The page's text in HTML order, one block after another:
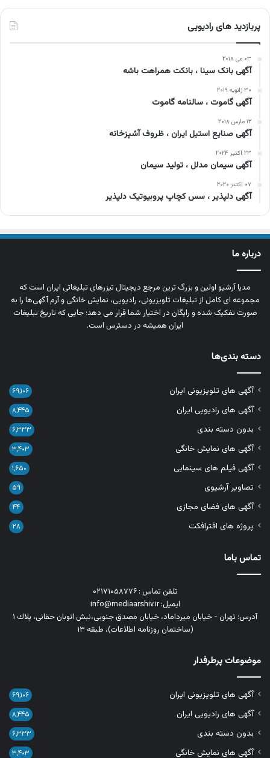
پربازدید های رادیویی
۰۳ می ۲۰۱۸
آگهی بانک سینا ، بانکت همراهت باشه
۳۰ ژانویه ۲۰۱۹
آگهی گاموت ، سالنامه گاموت
۱۲ مارس ۲۰۱۸
آگهی صنایع استیل ایران ، ظروف آشپزخانه
۲۳ اکتبر ۲۰۲۴
آگهی سیمان مدلل ، تولید سیمان
۰۷ اکتبر ۲۰۲۰
آگهی دلپذیر ، سس کچاپ پروبیوتیک دلپذیر
درباره ما
مدیا آرشیو اولین و بزرگ‌ ترین مرجع دیجیتال تیزرهای تبلیغاتی ایران است که
مجموعه‌ ای کامل از تبلیغات تلویزیونی، رادیویی، نمایش خانگی و آرم‌ آگهی‌ها را به‌
صورت تفکیک‌ شده و رایگان در اختیار شما قرار می‌ دهد؛ جایی که تاریخ تبلیغات
ایران همیشه در دسترس است.
دسته بندی‌ها
آگهی های تلویزیونی ایران ۶۹,۱۰۶
آگهی های رادیویی ایران ۸,۴۴۵
بدون دسته بندی ۶,۳۳۳
آگهی های نمایش خانگی ۳,۴۰۳
آگهی فیلم های سینمایی ۱,۶۵۰
تصاویر آرشیوی ۵۹
آگهی های فضای مجازی ۴۴
پروژه های افترافکت ۲۸
تماس باما
تلفن تماس : ۰۲۱۷۱۰۵۸۷۷۶
ایمیل: info@mediaarshiv.ir
آدرس: تهران - خیابان میرداماد، خیابان مصدق جنوبی،نبش اتوبان حقانی، پلاك ١
(ساختمان روزنامه اطلاعات)، طبقه ۱۳
موضوعات پرطرفدار
آگهی های تلویزیونی ایران ۶۹,۱۰۶
آگهی های رادیویی ایران ۸,۴۴۵
بدون دسته بندی ۶,۳۳۳
آگهی های نمایش خانگی ۳,۴۰۳